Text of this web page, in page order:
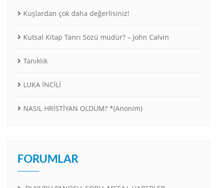
Kuşlardan çok daha değerlisiniz!
Kutsal Kitap Tanrı Sözü müdür? – John Calvin
Tanıklık
LUKA İNCİLİ
NASIL HRİSTİYAN OLDUM? *(Anonim)
FORUMLAR